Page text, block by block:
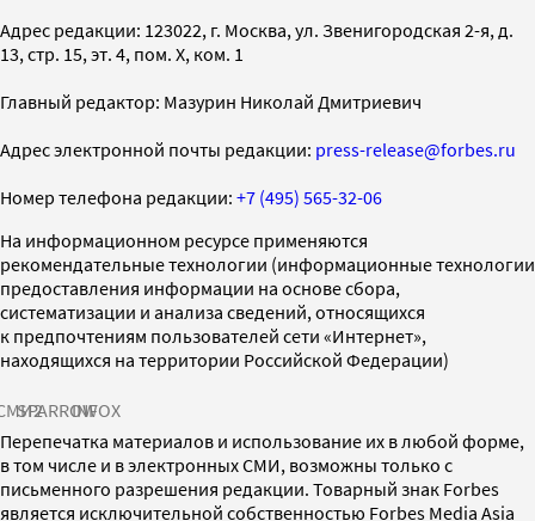
Адрес редакции: 123022, г. Москва, ул. Звенигородская 2-я, д.
13, стр. 15, эт. 4, пом. X, ком. 1
Главный редактор: Мазурин Николай Дмитриевич
Адрес электронной почты редакции: press-release@forbes.ru
Номер телефона редакции: +7 (495) 565-32-06
На информационном ресурсе применяются
рекомендательные технологии (информационные технологии
предоставления информации на основе сбора,
систематизации и анализа сведений, относящихся
к предпочтениям пользователей сети «Интернет»,
находящихся на территории Российской Федерации)
SPARROWINFOX
Перепечатка материалов и использование их в любой форме,
в том числе и в электронных СМИ, возможны только с
письменного разрешения редакции. Товарный знак Forbes
является исключительной собственностью Forbes Media Asia